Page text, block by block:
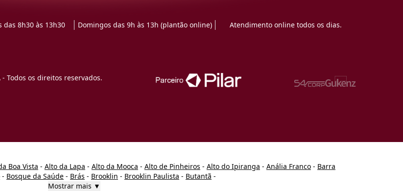
das 8h30 às 13h30 Domingos das 9h às 13h (plantão online) Atendimento online todos os dias.
Todos os direitos reservados.
Boa Vista - Alto da Lapa - Alto da Mooca - Alto de Pinheiros - Alto do Ipiranga - Anália Franco - Barra
- Bosque da Saúde - Brás - Brooklin - Brooklin Paulista - Butantã -
Mostrar mais ▼